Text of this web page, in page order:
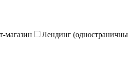
магазин Лендинг